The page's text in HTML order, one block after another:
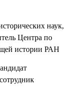
наук,
Центра по
истории РАН